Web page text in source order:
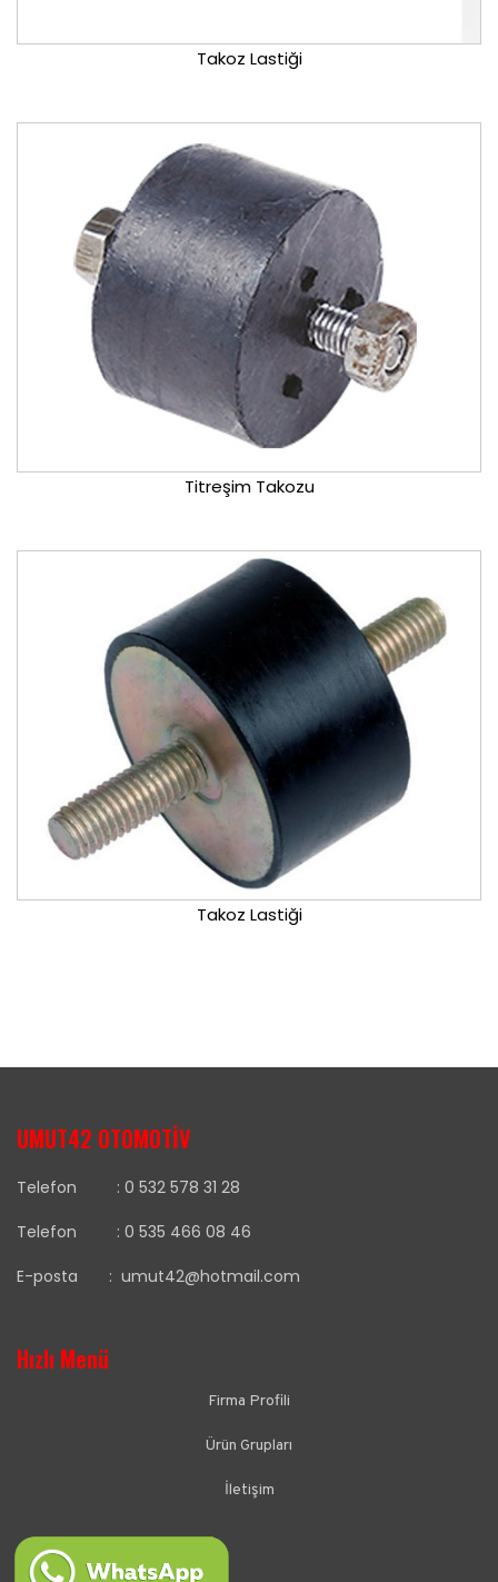
Takoz Lastiği
Titreşim Takozu
Takoz Lastiği
UMUT42 OTOMOTİV
Telefon : 0 532 578 31 28
Telefon : 0 535 466 08 46
E-posta : umut42@hotmail.com
Hızlı Menü
Firma Profili
Ürün Grupları
İletişim